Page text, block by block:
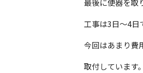
最後に便器を取
工事は3日～4日
今回はあまり費
取付しています